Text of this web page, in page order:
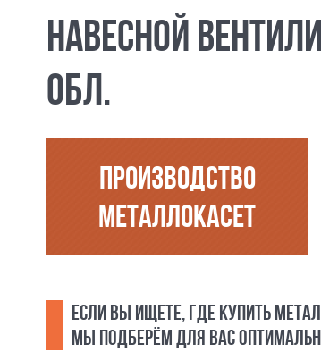
НАВЕСНОЙ
ОБЛ.
ПРОИЗВОДСТВО
МЕТАЛЛОКАСЕТ
ЕСЛИ ВЫ ИЩЕТЕ, ГДЕ КУПИТЬ
МЫ ПОДБЕРЁМ ДЛЯ ВАС